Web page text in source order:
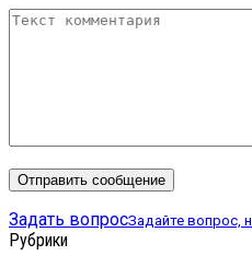
Задать вопросЗадайте вопрос,
Рубрики